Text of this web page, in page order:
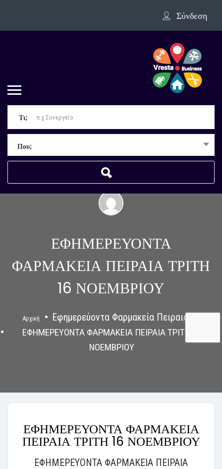
Σύνδεση
Τι;
Που;
ΕΦΗΜΕΡΕΥΟΝΤΑ
ΦΑΡΜΑΚΕΙΑ ΠΕΙΡΑΙΑ ΤΡΙΤΗ
16 ΝΟΕΜΒΡΙΟΥ
Αρχική Εφημερεύοντα Φαρμακεία Πειραιάς
ΕΦΗΜΕΡΕΥΟΝΤΑ ΦΑΡΜΑΚΕΙΑ ΠΕΙΡΑΙΑ ΤΡΙΤΗ 16
ΝΟΕΜΒΡΙΟΥ
ΕΦΗΜΕΡΕΥΟΝΤΑ ΦΑΡΜΑΚΕΙΑ
ΠΕΙΡΑΙΑ ΤΡΙΤΗ 16 ΝΟΕΜΒΡΙΟΥ
ΕΦΗΜΕΡΕΥΟΝΤΑ ΦΑΡΜΑΚΕΙΑ ΠΕΙΡΑΙΑ